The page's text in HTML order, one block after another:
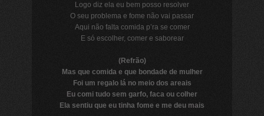
Logo diz ela eu bem posso resolver
O seu problema e fome não vai passar
Aqui não falta comida p’ra se comer
E só escolher, comer e saborear
(Refrão)
Mas que comida e que bondade de mulher
Foi um regalo lá no meio dos areais
Eu comi tudo sem garfo, faca ou colher
Ela sentiu que eu tinha fome e me deu mais